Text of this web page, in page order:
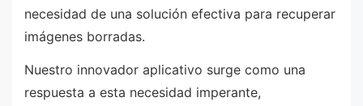
necesidad de una solución efectiva para recuperar
imágenes borradas.
Nuestro innovador aplicativo surge como una
respuesta a esta necesidad imperante,